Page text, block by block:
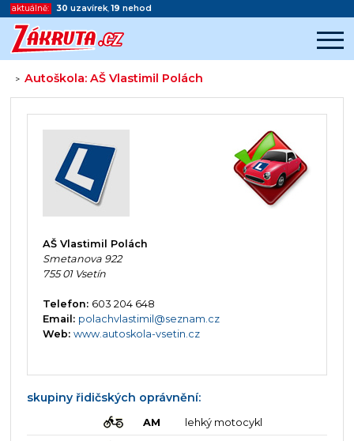
aktuálně: 30 uzavírek,19 nehod
>Autoškola: AŠ Vlastimil Polách
Začátek reklamy
Konec reklamy
AŠ Vlastimil Polách
Smetanova 922
755 01 Vsetín
Telefon: 603 204 648
Email: polachvlastimil@seznam.cz
Web: www.autoskola-vsetin.cz
skupiny řidičských oprávnění:
AM lehký motocykl